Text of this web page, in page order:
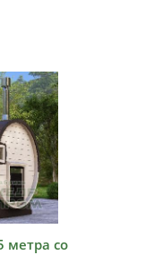
метра со